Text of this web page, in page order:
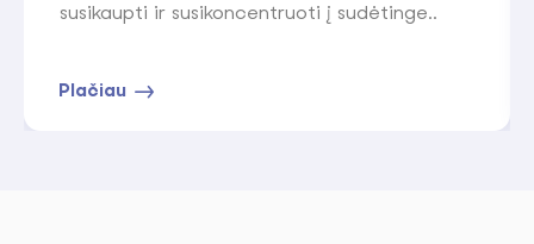
susikaupti ir susikoncentruoti į sudėtinge..
Plačiau